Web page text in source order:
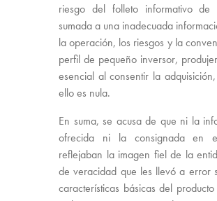
riesgo del folleto informativo de
sumada a una inadecuada
la operación, los riesgos y la
perfil de pequeño inversor,
esencial al consentir la
ello es nula.
En suma, se acusa de que ni la
ofrecida ni la consignada en
reflejaban la imagen fiel de la
de veracidad que les llevó a error
características básicas del